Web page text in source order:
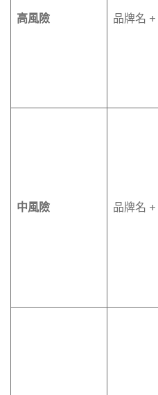
高風險 品牌名 +
中風險 品牌名 +